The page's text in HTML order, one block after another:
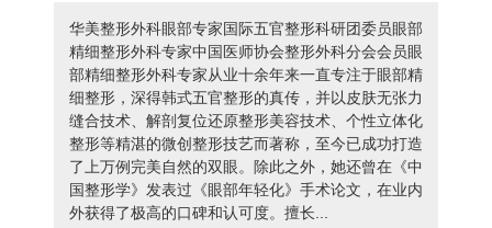
华美整形外科眼部专家国际五官整形科研团委员眼部
精细整形外科专家中国医师协会整形外科分会会员眼
部精细整形外科专家从业十余年来一直专注于眼部精
细整形，深得韩式五官整形的真传，并以皮肤无张力
缝合技术、解剖复位还原整形美容技术、个性立体化
整形等精湛的微创整形技艺而著称，至今已成功打造
了上万例完美自然的双眼。除此之外，她还曾在《中
国整形学》发表过《眼部年轻化》手术论文，在业内
外获得了极高的口碑和认可度。擅长...